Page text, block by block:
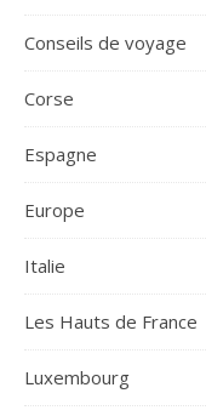
Conseils de voyage
Corse
Espagne
Europe
Italie
Les Hauts de France
Luxembourg